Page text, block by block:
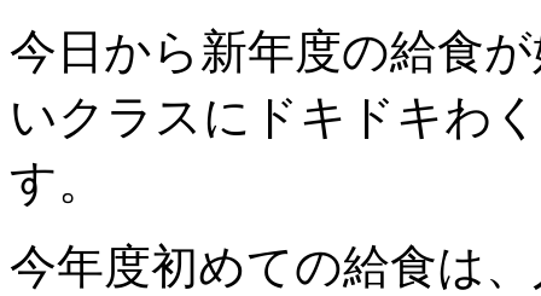
今日から新年度の給食
いクラスにドキドキわ
す。
今年度初めての給食は